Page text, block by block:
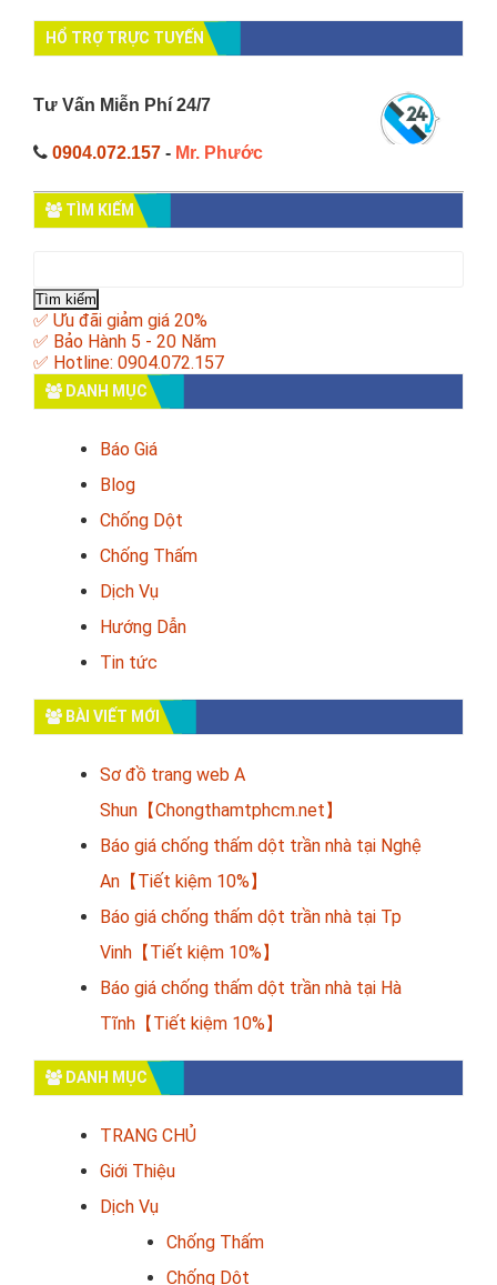
HỔ TRỢ TRỰC TUYẾN
Tư Vấn Miễn Phí 24/7
0904.072.157 - Mr. Phước
TÌM KIẾM
cho:
✅ Ưu đãi giảm giá 20%
✅ Bảo Hành 5 - 20 Năm
✅ Hotline: 0904.072.157
DANH MỤC
Báo Giá
Blog
Chống Dột
Chống Thấm
Dịch Vụ
Hướng Dẫn
Tin tức
BÀI VIẾT MỚI
Sơ đồ trang web A
Shun【Chongthamtphcm.net】
Báo giá chống thấm dột trần nhà tại Nghệ
An【Tiết kiệm 10%】
Báo giá chống thấm dột trần nhà tại Tp
Vinh【Tiết kiệm 10%】
Báo giá chống thấm dột trần nhà tại Hà
Tĩnh【Tiết kiệm 10%】
DANH MỤC
TRANG CHỦ
Giới Thiệu
Dịch Vụ
Chống Thấm
Chống Dột